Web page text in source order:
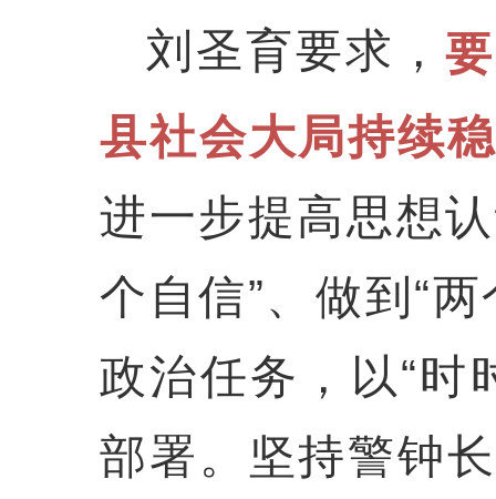
刘圣育要求，
县社会大局持续
进一步提高思想
个自信”、做到“
政治任务，以“时
部署。坚持警钟